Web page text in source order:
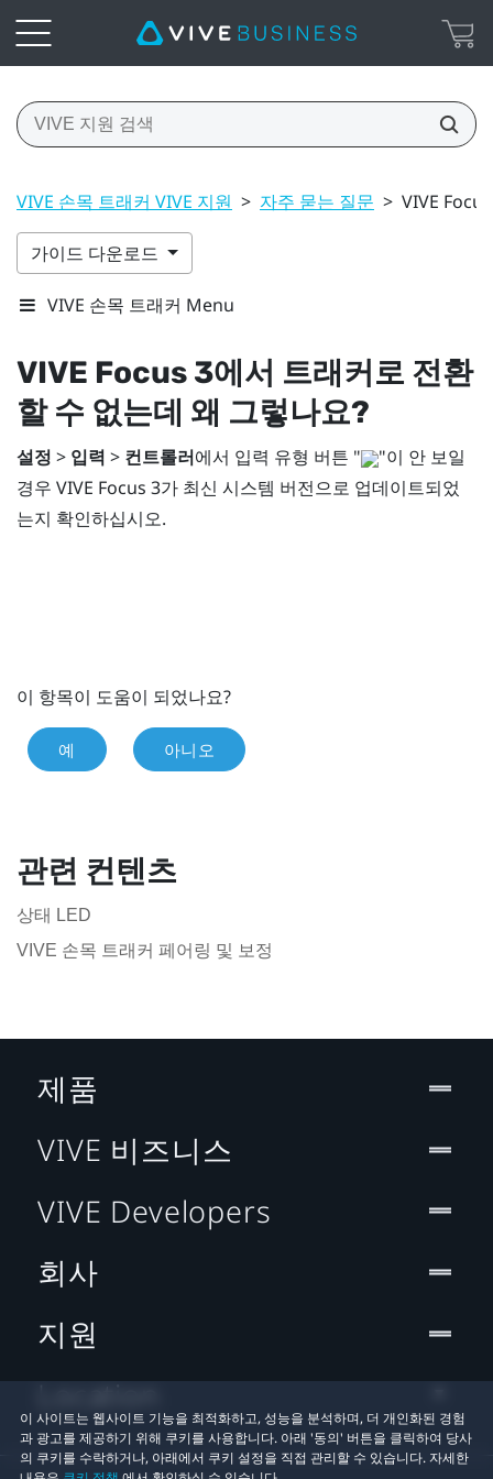
VIVE 손목 트래커 VIVE 지원 > 자주 묻는 질문 > VIVE
가이드 다운로드
VIVE 손목 트래커 Menu
VIVE Focus 3에서 트래커로 전환
할 수 없는데 왜 그렇나요?
설정 > 입력 > 컨트롤러에서 입력 유형 버튼 "‍
"‍이 안 보일
경우 VIVE Focus 3가 최신 시스템 버전으로 업데이트되었
는지 확인하십시오.
이 항목이 도움이 되었나요?
예 아니오
관련 컨텐츠
상태 LED
VIVE 손목 트래커 페어링 및 보정
이 사이트는 웹사이트 기능을 최적화하고, 성능을 분석하며, 더 개인화된 경험
과 광고를 제공하기 위해 쿠키를 사용합니다. 아래 '동의' 버튼을 클릭하여 당사
의 쿠키를 수락하거나, 아래에서 쿠키 설정을 직접 관리할 수 있습니다. 자세한
제품
VIVE 비즈니스
VIVE Developers
회사
지원
Location